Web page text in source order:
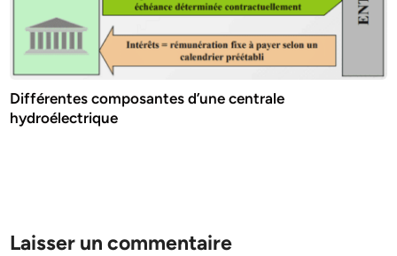
Différentes composantes d’une centrale
hydroélectrique
Laisser un commentaire